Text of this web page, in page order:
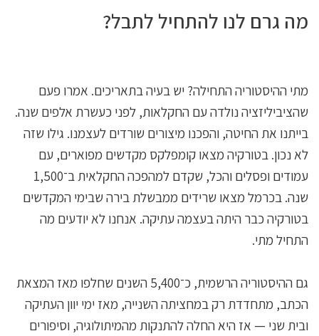
מה גרם לנו להתחיל לתבל?
מתי ההיסטוריה התחילה? יש בעיה בתאריכים. אמרו פעם
שהציביליזציה נולדה עם החקלאות, לפני כעשרת אלפים שנה.
בייתנו את החיטה, והפכנו מיצורים שורדים לעצמנו. גילו שזה
לא נכון. בטורקיה מצאו קומפלקס מקדשים מפוארים, עם
עמודים ופסלים והכל, שקדם למהפכה החקלאית ב־1,500
שנה. בכרמל מצאו שרידים ממבשלת בירה שבימי המקדשים
בטורקיה כבר היתה בעצמה עתיקה. אנחנו לא יודעים מה
התחיל מתי.
גם ההיסטוריה הרשמית, כ־5,400 השנים שחלפו מאז המצאת
הכתב, מתחדדת רק במחציתה השנייה, מאז ימי יוון העתיקה
ובית שני — אז היא החלה להתנקות מהמיתולוגיה, וסיפורים